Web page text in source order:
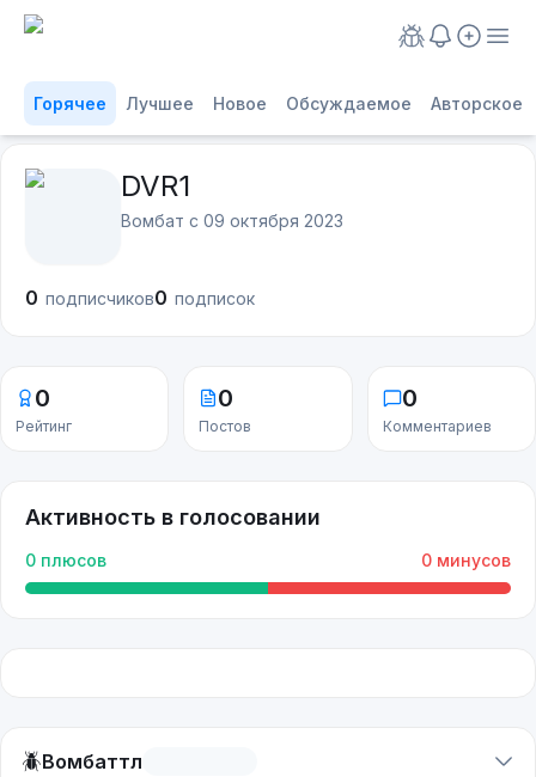
Горячее Лучшее Новое Обсуждаемое Авторское
DVR1
Вомбат с 09 октября 2023
0 подписчиков0 подписок
0
Рейтинг
0
Постов
0
Комментариев
Активность в голосовании
0 плюсов 0 минусов
🪲Вомбаттл